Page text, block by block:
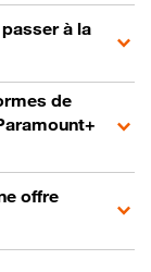
à la
de
offre